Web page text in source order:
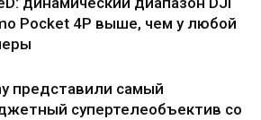
Pocket 4P выше, чем у любой
представили самый
супертелеобъектив со